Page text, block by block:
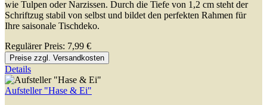
wie Tulpen oder Narzissen. Durch die Tiefe von 1,2 cm steht der
Schriftzug stabil von selbst und bildet den perfekten Rahmen für
Ihre saisonale Tischdeko.
Regulärer Preis: 7,99 €
Preise zzgl. Versandkosten
Details
Aufsteller "Hase & Ei"